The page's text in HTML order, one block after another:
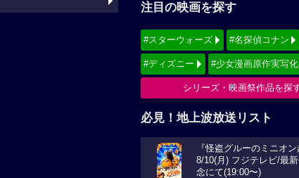
注目の映画を探す
#スターウォーズ #名探偵コナン
#ディズニー #少女漫画原作実写化
シリーズ・映画祭作品を探
必見！地上波放送リスト
『怪盗グルーのミニオン
8/10(月) フジテレビ/最
念にて(19:00〜)